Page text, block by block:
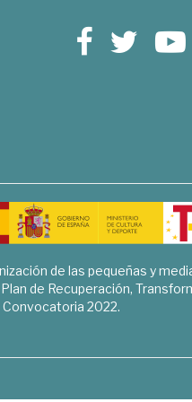
de las pequeñas y
de Recuperación,
Convocatoria 2022.